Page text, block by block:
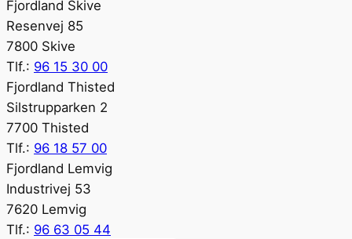
Fjordland Skive
Resenvej 85
7800 Skive
Tlf.: 96 15 30 00
Fjordland Thisted
Silstrupparken 2
7700 Thisted
Tlf.: 96 18 57 00
Fjordland Lemvig
Industrivej 53
7620 Lemvig
Tlf.: 96 63 05 44